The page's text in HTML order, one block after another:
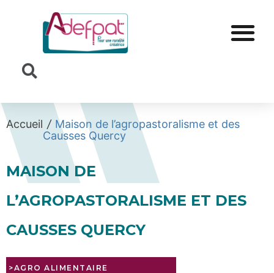
Accueil / Maison de l’agropastoralisme et des
Causses Quercy
MAISON DE
L’AGROPASTORALISME ET DES
CAUSSES QUERCY
>AGRO ALIMENTAIRE